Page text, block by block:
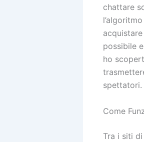
chattare
possibile
ho
spettatori.
Come
Tra i siti